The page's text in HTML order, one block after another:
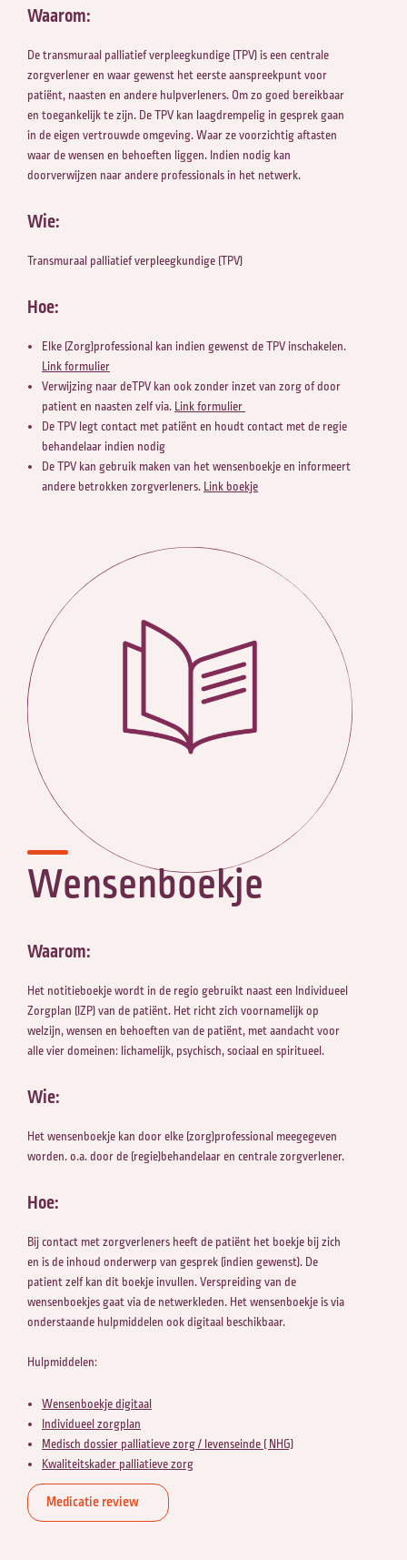
Anderen zochten ook
Waarom:
De transmuraal palliatief verpleegkundige (TPV) is een centrale
zorgverlener en waar gewenst het eerste aanspreekpunt voor
patiënt, naasten en andere hulpverleners. Om zo goed bereikbaar
en toegankelijk te zijn. De TPV kan laagdrempelig in gesprek gaan
in de eigen vertrouwde omgeving. Waar ze voorzichtig aftasten
waar de wensen en behoeften liggen. Indien nodig kan
doorverwijzen naar andere professionals in het netwerk.
Wie:
Transmuraal palliatief verpleegkundige (TPV)
Hoe:
Elke (Zorg)professional kan indien gewenst de TPV inschakelen.
Link formulier
Verwijzing naar deTPV kan ook zonder inzet van zorg of door
patient en naasten zelf via. Link formulier
De TPV legt contact met patiënt en houdt contact met de regie
behandelaar indien nodig
De TPV kan gebruik maken van het wensenboekje en informeert
andere betrokken zorgverleners. Link boekje
Wensenboekje
Waarom:
Het notitieboekje wordt in de regio gebruikt naast een Individueel
Zorgplan (IZP) van de patiënt. Het richt zich voornamelijk op
welzijn, wensen en behoeften van de patiënt, met aandacht voor
alle vier domeinen: lichamelijk, psychisch, sociaal en spiritueel.
Wie:
Het wensenboekje kan door elke (zorg)professional meegegeven
worden. o.a. door de (regie)behandelaar en centrale zorgverlener.
Hoe:
Bij contact met zorgverleners heeft de patiënt het boekje bij zich
en is de inhoud onderwerp van gesprek (indien gewenst). De
patient zelf kan dit boekje invullen. Verspreiding van de
wensenboekjes gaat via de netwerkleden. Het wensenboekje is via
onderstaande hulpmiddelen ook digitaal beschikbaar.
Hulpmiddelen:
Wensenboekje digitaal
Individueel zorgplan
Medisch dossier palliatieve zorg / levenseinde ( NHG)
Kwaliteitskader palliatieve zorg
Medicatie review